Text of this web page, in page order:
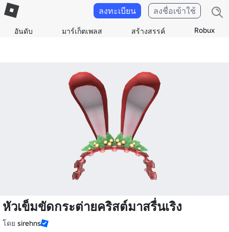
อันดับ มาร์เก็ตเพลส สร้างสรรค์ Robux
ลงทะเบียน ลงชื่อเข้าใช้
หัวเข็มขัดกระต่ายคริสต์มาสรื่นเริง
โดย sirehns